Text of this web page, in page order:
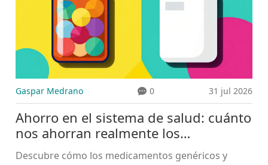
Gaspar Medrano 0 31 jul 2026
Ahorro en el sistema de salud: cuánto
nos ahorran realmente los
medicamentos genéricos
Descubre cómo los medicamentos genéricos y